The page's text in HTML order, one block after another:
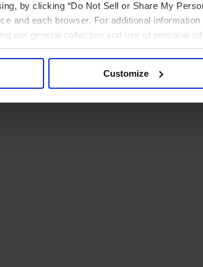
by clicking “Do Not Sell or Share My
and each browser. For additional
our general collection and use of personal
Customize